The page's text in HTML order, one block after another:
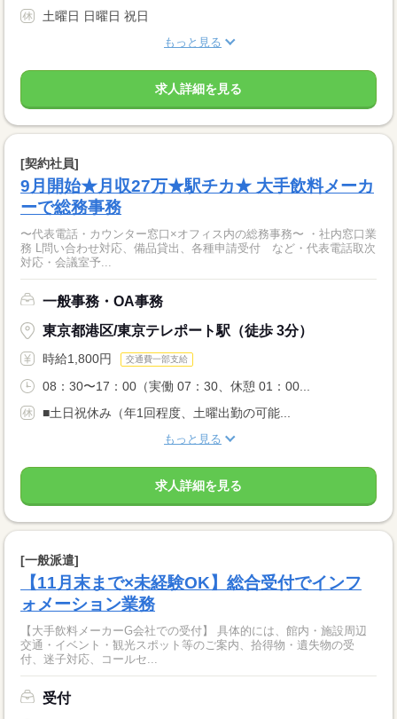
土曜日 日曜日 祝日
もっと見る
求人詳細を見る
[契約社員]
9月開始★月収27万★駅チカ★ 大手飲料メーカ
ーで総務事務
〜代表電話・カウンター窓口×オフィス内の総務事務〜 ・社内窓口業
務 L問い合わせ対応、備品貸出、各種申請受付 など・代表電話取次
対応・会議室予...
一般事務・OA事務
東京都港区/東京テレポート駅（徒歩 3分）
時給1,800円 交通費一部支給
08：30〜17：00（実働 07：30、休憩 01：00...
■土日祝休み（年1回程度、土曜出勤の可能...
もっと見る
求人詳細を見る
[一般派遣]
【11月末まで×未経験OK】総合受付でインフ
ォメーション業務
【大手飲料メーカーG会社での受付】 具体的には、館内・施設周辺
交通・イベント・観光スポット等のご案内、拾得物・遺失物の受
付、迷子対応、コールセ...
受付